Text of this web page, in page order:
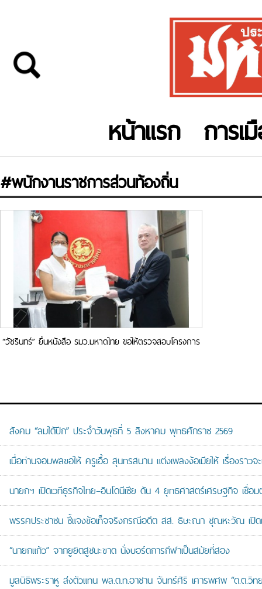
หน้าแรก การเ
#พนักงานราชการส่วนท้องถิ่น
“วัชรินทร์” ยื่นหนังสือ รมว.มหาดไทย ขอให้ตรวจสอบโครงการ
สังคม “ลมใต้ปีก” ประจำวันพุธที่ 5 สิงหาคม พุทธศักราช 2569
เมื่อท่านจอมพลขอให้ ครูเอื้อ สุนทรสนาน แต่งเพลงง้อเมียให้ เรื่องราวจะ
นายกฯ เปิดเวทีธุรกิจไทย–อินโดนีเซีย ดัน 4 ยุทธศาสตร์เศรษฐกิจ เ
พรรคประชาชน ชี้แจงข้อเท็จจริงกรณีอดีต สส. ธิษะณา ชุณหะวัณ เปิด
“นายกแก้ว” จากยูยิตสูชนะขาด นั่งบอร์ดการกีฬาเป็นสมัยที่สอง
มูลนิธิพระราหู ส่งตัวแทน พล.ต.ท.อาชาน จันทร์ศิริ เคารพศพ “ด.ต.วิท